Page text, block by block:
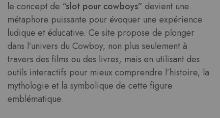
le concept de “slot pour cowboys” devient une
métaphore puissante pour évoquer une expérience
ludique et éducative. Ce site propose de plonger
dans l’univers du Cowboy, non plus seulement à
travers des films ou des livres, mais en utilisant des
outils interactifs pour mieux comprendre l’histoire, la
mythologie et la symbolique de cette figure
emblématique.